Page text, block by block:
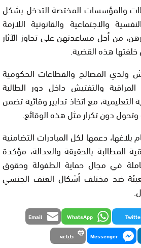
والمؤسسات المختصة التدخل بشكل
والاجتماعية والقانونية اللازمة
من أجل مساعدتهن على تجاوز الآثار
خلفتها هذه القضية.
المصالح والقطاعات الحكومية
والتفتيش داخل دور الطالبة
التعليمية، مع اتخاذ تدابير وقائية تضمن
وتحول دون تكرار مثل هذه الوقائع.
دعمها لكل المبادرات التضامنية
المطالبة بالحقيقة والعدالة، مؤكدة
في مجال حماية الطفولة وحقوق
ضد مختلف أشكال العنف الجنسي
WhatsApp
Email
Messenger طباعة